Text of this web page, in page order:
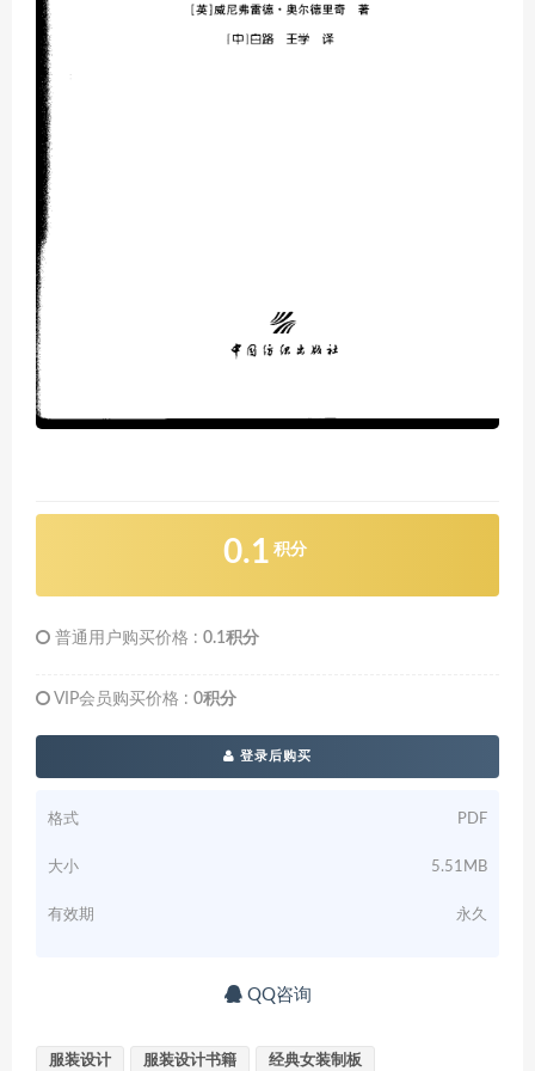
0.1 积分
普通用户购买价格 : 0.1积分
VIP会员购买价格 : 0积分
登录后购买
格式 PDF
大小 5.51MB
有效期 永久
QQ咨询
服装设计 服装设计书籍 经典女装制板